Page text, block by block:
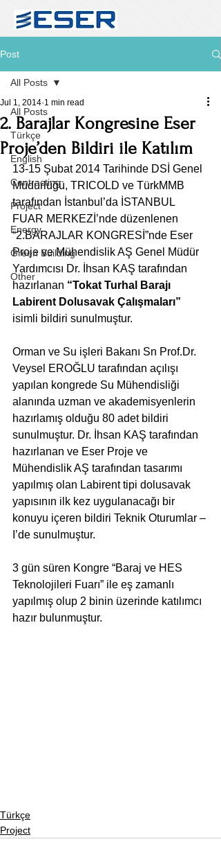
Post
All Posts
Türkçe
English
Contracting
Project
Energy
Green Building
Other
All Posts
2. Barajlar Kongresine Eser
Proje’den Bildiri ile Katılım
Jul 1, 2014 1 min read
13-15 Şubat 2014 Tarihinde DSİ Genel
Müdürlüğü, TRICOLD ve TürkMMB
tarafından İstanbul’da İSTANBUL
FUAR MERKEZİ’nde düzenlenen
“2.BARAJLAR KONGRESİ”nde Eser
Proje ve Mühendislik AŞ Genel Müdür
Yardımcısı Dr. İhsan KAŞ tarafından
hazırlanan “Tokat Turhal Barajı
Labirent Dolusavak Çalışmaları”
isimli bildiri sunulmuştur.
Orman ve Su işleri Bakanı Sn Prof.Dr.
Veysel EROĞLU tarafından açılışı
yapılan kongrede Su Mühendisliği
alanında uzman ve akademisyenlerin
hazırlamış olduğu 80 adet bildiri
sunulmuştur. Dr. İhsan KAŞ tarafından
hazırlanan ve Eser Proje ve
Mühendislik AŞ tarafından tasarımı
yapılmış olan Labirent tipi dolusavak
yapısının ilk kez uygulanacağı bir
konuyu içeren bildiri Teknik Oturumlar –
I’de sunulmuştur.
3 gün süren Kongre “Baraj ve HES
Teknolojileri Fuarı” ile eş zamanlı
yapılmış olup 2 binin üzerinde katılımcı
hazır bulunmuştur.
Türkçe
Project